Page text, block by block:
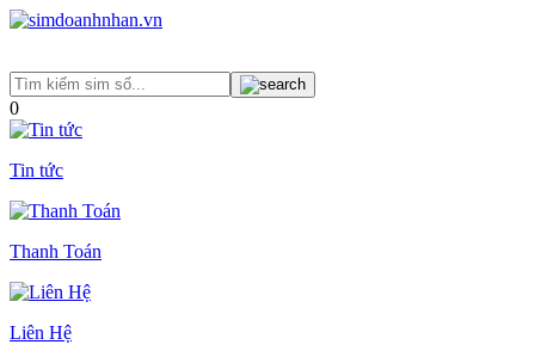
0
Tin tức
Thanh Toán
Liên Hệ